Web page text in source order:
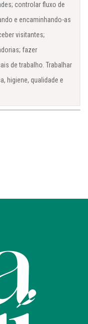
controlar fluxo de
e encaminhando-as
visitantes;
fazer
de trabalho. Trabalhar
higiene, qualidade e